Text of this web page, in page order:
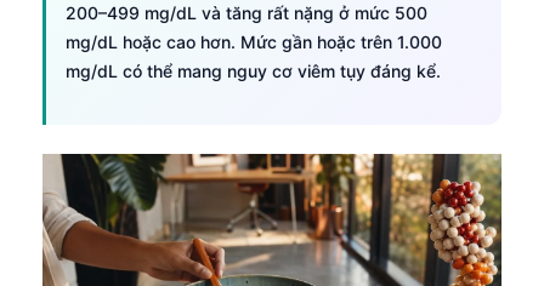
200–499 mg/dL và tăng rất nặng ở mức 500
mg/dL hoặc cao hơn. Mức gần hoặc trên 1.000
mg/dL có thể mang nguy cơ viêm tụy đáng kể.
Беларуская мова
Esperanto
Frysk